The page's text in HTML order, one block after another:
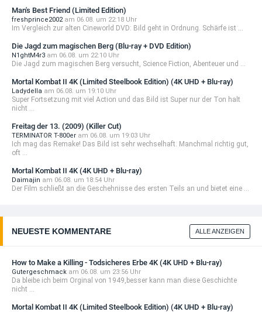
Man's Best Friend (Limited Edition)
freshprince2002 am 06.08. um 22:18 Uhr
Im Vergleich zur alten Cineworld DVD: Bild geht in Ordnung. Schärfe ist ...
Die Jagd zum magischen Berg (Blu-ray + DVD Edition)
N1ghtM4r3 am 06.08. um 22:10 Uhr
Die Jagd zum magischen Berg versucht, Science Fiction, Abenteuer und ...
Mortal Kombat II 4K (Limited Steelbook Edition) (4K UHD + Blu-ray)
Ladydella am 06.08. um 19:10 Uhr
Super Fortsetzung mit viel Action und das Bild ist Super nur der Ton halt
nicht ...
Freitag der 13. (2009) (Killer Cut)
TERMINATOR T-800er am 06.08. um 19:03 Uhr
Ich mag das Remake! Das Bild ist sehr wechselhaft. Manchmal richtig gut,
oft ...
Mortal Kombat II 4K (4K UHD + Blu-ray)
Daimajin am 06.08. um 18:54 Uhr
Der Film schließt an die Geschehnisse des ersten Teils an und bietet eine ...
NEUESTE KOMMENTARE ALLE ANZEIGEN
How to Make a Killing - Todsicheres Erbe 4K (4K UHD + Blu-ray)
Gutergeschmack am 06.08. um 23:56 Uhr
Da bleibe ich beim Orginal von 1949,besser kann man diese Geschichte
nicht ...
Mortal Kombat II 4K (Limited Steelbook Edition) (4K UHD + Blu-ray)